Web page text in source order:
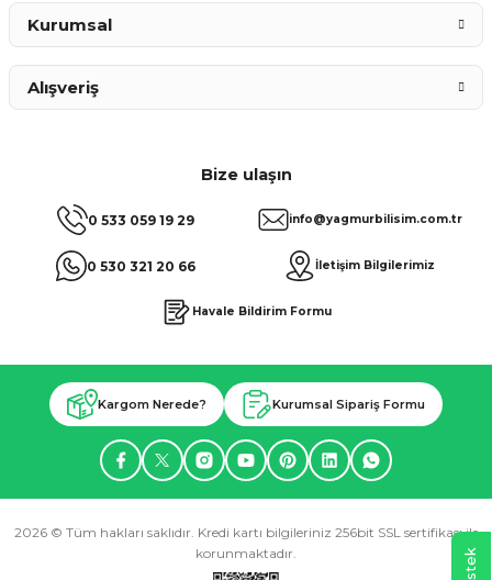
Bize ulaşın
0 533 059 19 29
0 530 321 20 66
info@yagmurbilisim.com.tr
İletişim Bilgilerimiz
Havale Bildirim Formu
Kurumsal
Alışveriş
Kargom Nerede? Kurumsal Sipariş Formu
2026 © Tüm hakları saklıdır. Kredi kartı bilgileriniz 256bit SSL sertifikası ile
korunmaktadır.